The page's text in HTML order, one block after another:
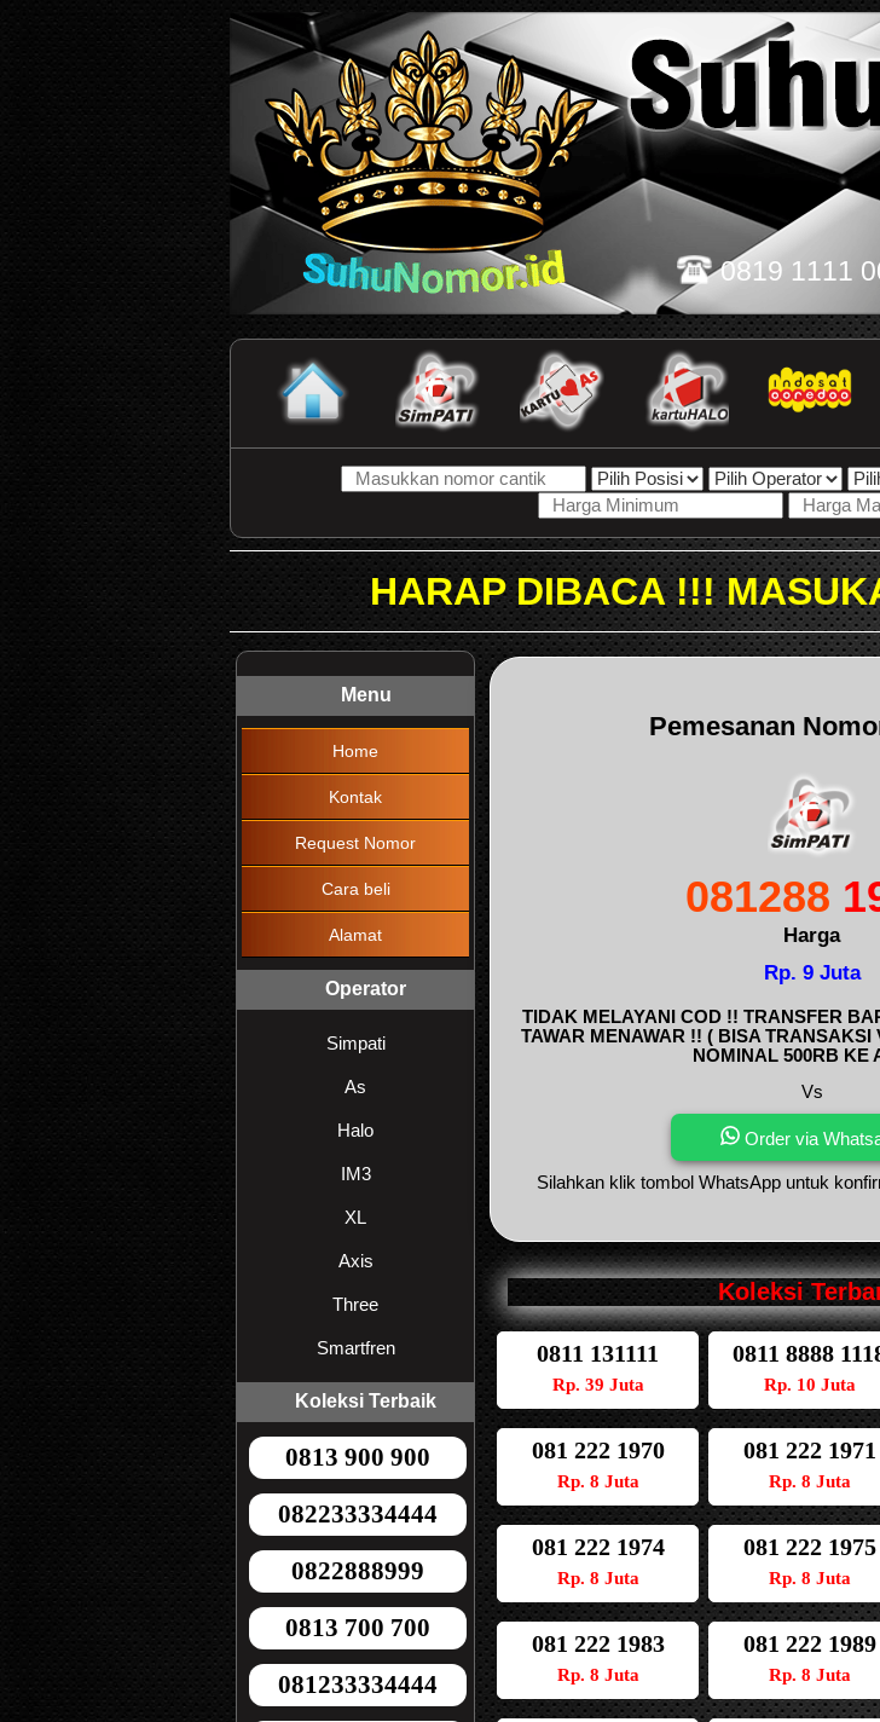
0819 1111
HARAP DIBACA !!! MASUKAN NOMOR
Menu
Home
Kontak
Request Nomor
Cara beli
Alamat
Operator
Simpati
As
Halo
IM3
XL
Axis
Three
Smartfren
Koleksi Terbaik
0813 900 900
082233334444
0822888999
0813 700 700
081233334444
Pemesanan
081288
Harga
Rp. 9 Juta
TIDAK MELAYANI COD !! TRANSFER
TAWAR MENAWAR !! ( BISA TRANSAKSI
NOMINAL 500RB KE
Vs
Order via
Silahkan klik tombol WhatsApp untuk
Koleksi
0811 131111
Rp. 39 Juta
0811 8888
Rp. 10 Juta
081 222 1970
Rp. 8 Juta
081 222 1971
Rp. 8 Juta
081 222 1974
Rp. 8 Juta
081 222 1975
Rp. 8 Juta
081 222 1983
Rp. 8 Juta
081 222 1989
Rp. 8 Juta